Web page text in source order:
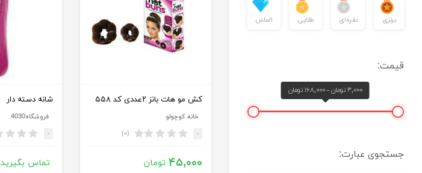
برنزی نقره‌ای طلایی الماس
قیمت:
۳,۰۰۰ تومان - ۱۶۸,۰۰۰ تومان
جستجوی عبارت:
کش مو هات بانز ۲عددی کد ۵۵۸
خانه کوچولو
- (۰)
۴۵,۰۰۰ تومان
شانه دسته دار
فروشگاه4030
-
تماس بگیرید